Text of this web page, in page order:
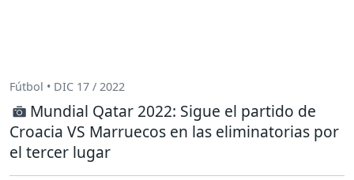
Fútbol • DIC 17 / 2022
Mundial Qatar 2022: Sigue el partido de
Croacia VS Marruecos en las eliminatorias por
el tercer lugar